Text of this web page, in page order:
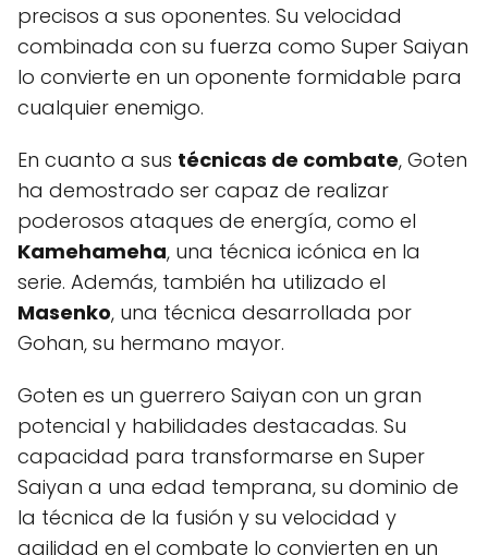
precisos a sus oponentes. Su velocidad
combinada con su fuerza como Super Saiyan
lo convierte en un oponente formidable para
cualquier enemigo.
En cuanto a sus técnicas de combate, Goten
ha demostrado ser capaz de realizar
poderosos ataques de energía, como el
Kamehameha, una técnica icónica en la
serie. Además, también ha utilizado el
Masenko, una técnica desarrollada por
Gohan, su hermano mayor.
Goten es un guerrero Saiyan con un gran
potencial y habilidades destacadas. Su
capacidad para transformarse en Super
Saiyan a una edad temprana, su dominio de
la técnica de la fusión y su velocidad y
agilidad en el combate lo convierten en un